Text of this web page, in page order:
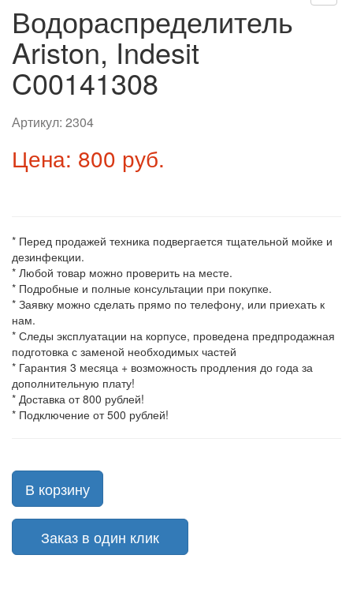
Водораспределитель
Ariston, Indesit
C00141308
Артикул: 2304
Цена: 800 руб.
* Перед продажей техника подвергается тщательной мойке и
дезинфекции.
* Любой товар можно проверить на месте.
* Подробные и полные консультации при покупке.
* Заявку можно сделать прямо по телефону, или приехать к
нам.
* Следы эксплуатации на корпусе, проведена предпродажная
подготовка с заменой необходимых частей
* Гарантия 3 месяца + возможность продления до года за
дополнительную плату!
* Доставка от 800 рублей!
* Подключение от 500 рублей!
В корзину
Заказ в один клик